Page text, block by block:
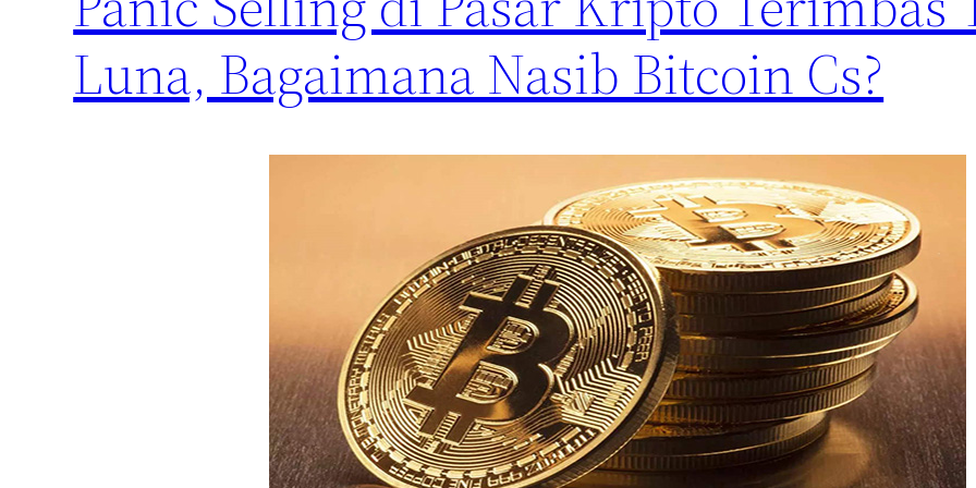
Luna, Bagaimana Nasib Bitcoin Cs?